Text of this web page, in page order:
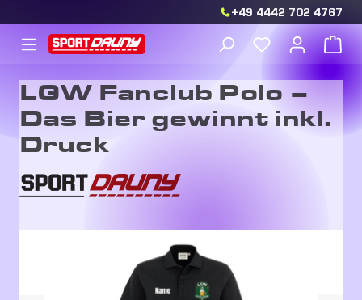
+49 4442 702 4767
Du hast 0
LGW Fanclub Polo –
Das Bier gewinnt inkl.
Druck